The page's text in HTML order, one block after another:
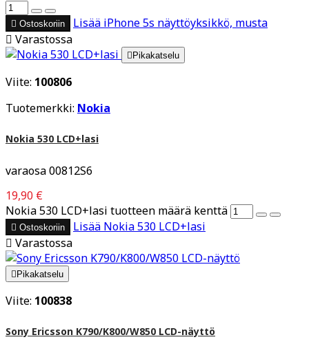
 Ostoskoriin Lisää iPhone 5s näyttöyksikkö, musta
 Varastossa
 Pikakatselu
Viite: 100806
Tuotemerkki: Nokia
Nokia 530 LCD+lasi
varaosa 00812S6
19,90 €
Nokia 530 LCD+lasi tuotteen määrä kenttä
 Ostoskoriin Lisää Nokia 530 LCD+lasi
 Varastossa
 Pikakatselu
Viite: 100838
Sony Ericsson K790/K800/W850 LCD-näyttö